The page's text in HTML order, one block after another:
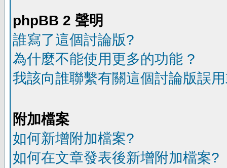
phpBB 2 聲明
誰寫了這個討論版?
為什麼不能使用更多的功能 ?
我該向誰聯繫有關這個討論版誤
附加檔案
如何新增附加檔案?
如何在文章發表後新增附加檔案?